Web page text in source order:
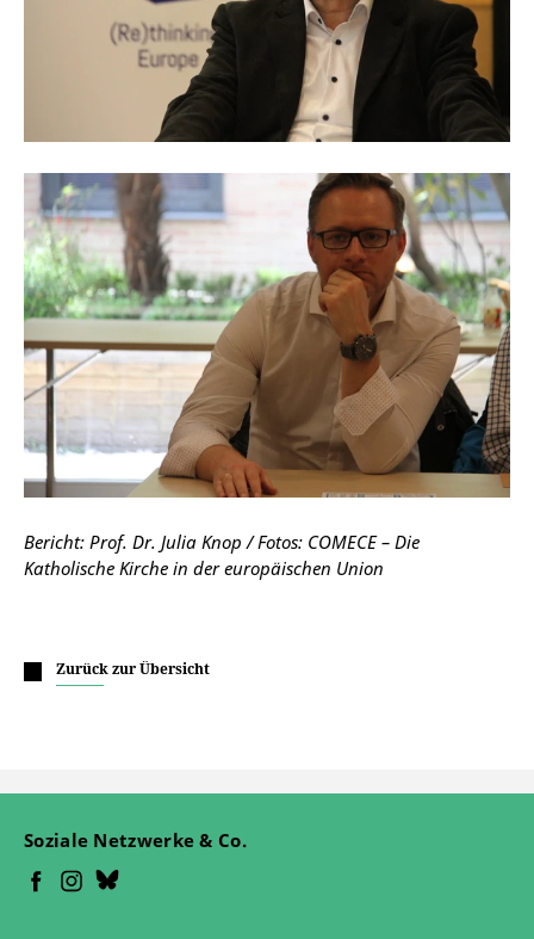
Bericht: Prof. Dr. Julia Knop / Fotos: COMECE – Die
Katholische Kirche in der europäischen Union
Zurück zur Übersicht
Soziale Netzwerke & Co.